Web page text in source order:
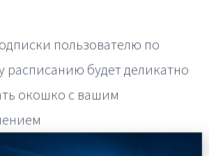
пользователю по
расписанию будет деликатно
окошко с вашим